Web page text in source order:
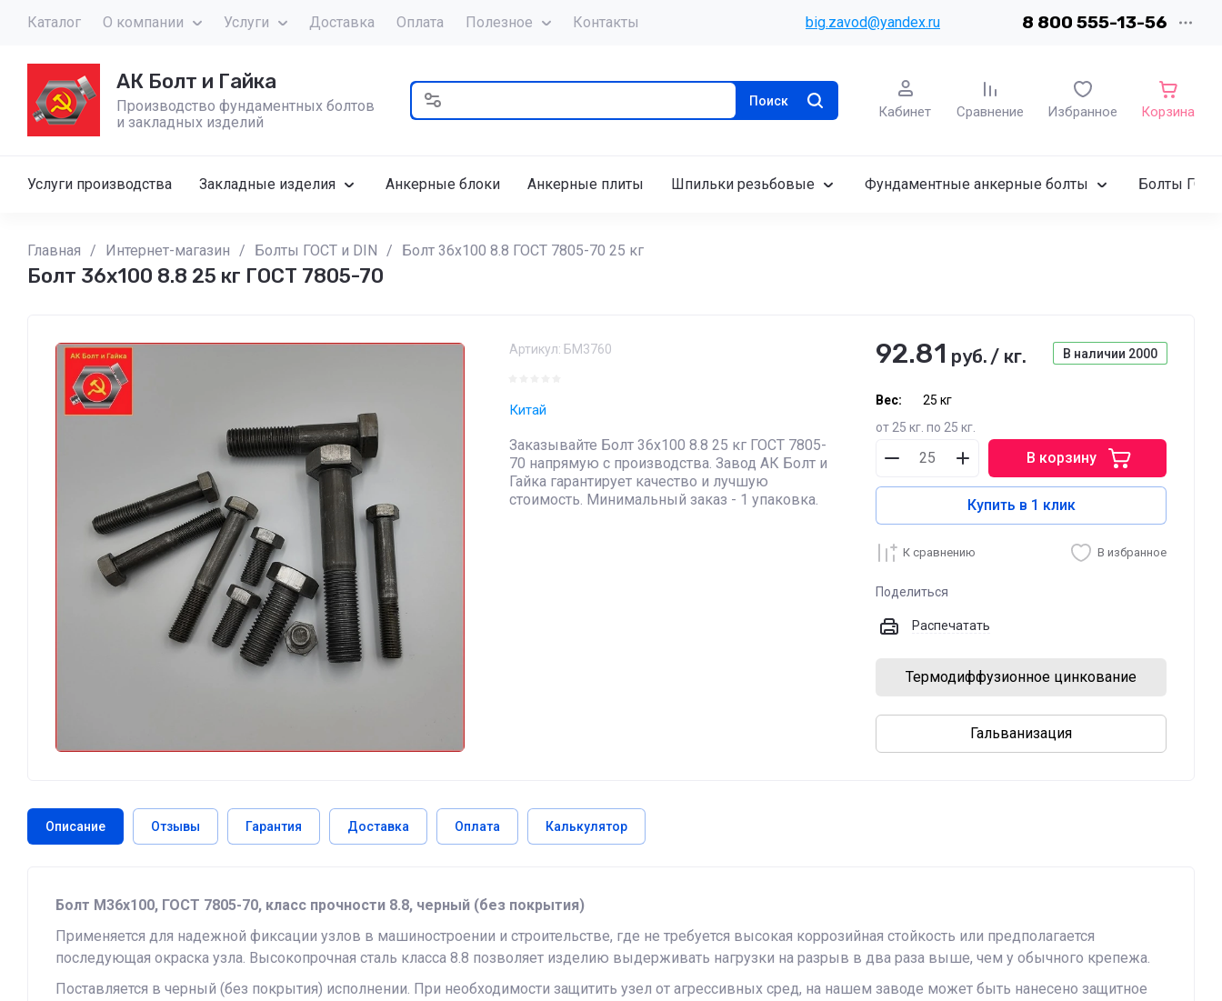
Каталог О компании Услуги Доставка Оплата Полезное Контакты big.zavod@yandex.ru 8 800 555-13-56
АК Болт и Гайка
Производство фундаментных болтов
и закладных изделий
Поиск
Кабинет Сравнение Избранное Корзина
Услуги производства Закладные изделия Анкерные блоки Анкерные плиты Шпильки резьбовые Фундаментные анкерные болты Болты
Главная / Интернет-магазин / Болты ГОСТ и DIN / Болт 36х100 8.8 ГОСТ 7805-70 25 кг
Болт 36х100 8.8 25 кг ГОСТ 7805-70
Артикул: БМ3760
Китай
Заказывайте Болт 36х100 8.8 25 кг ГОСТ 7805-
70 напрямую с производства. Завод АК Болт и
Гайка гарантирует качество и лучшую
стоимость. Минимальный заказ - 1 упаковка.
В наличии 2000
92.81 руб. / кг.
Вес:
25 кг
от 25 кг. по 25 кг.
В корзину
Купить в 1 клик
К сравнению В избранное
Поделиться
Распечатать
Термодиффузионное цинкование
Гальванизация
Описание Отзывы Гарантия Доставка Оплата Калькулятор
Болт М36х100, ГОСТ 7805-70, класс прочности 8.8, черный (без покрытия)
Применяется для надежной фиксации узлов в машиностроении и строительстве, где не требуется высокая коррозийная стойкость или предполагается
последующая окраска узла. Высокопрочная сталь класса 8.8 позволяет изделию выдерживать нагрузки на разрыв в два раза выше, чем у обычного крепежа.
Поставляется в черный (без покрытия) исполнении. При необходимости защитить узел от агрессивных сред, на нашем заводе может быть нанесено защитное